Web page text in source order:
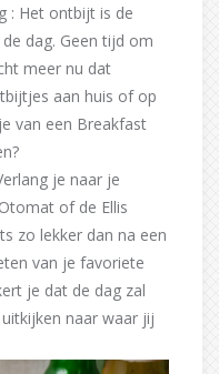
: Het ontbijt is de
dag. Geen tijd om
meer nu dat
aan huis of op
van een Breakfast
je naar je
of de Ellis
zo lekker dan na een
van je favoriete
je dat de dag zal
naar waar jij